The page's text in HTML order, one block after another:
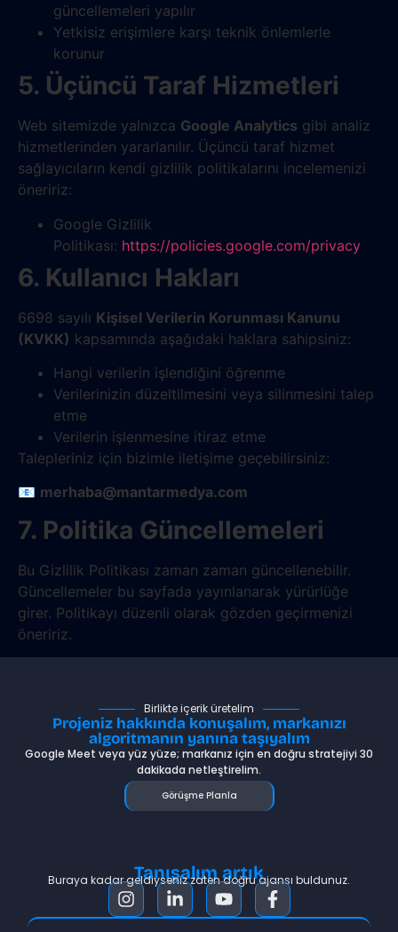
güncellemeleri yapılır
Yetkisiz erişimlere karşı teknik önlemlerle
korunur
5. Üçüncü Taraf Hizmetleri
Web sitemizde yalnızca Google Analytics gibi analiz
hizmetlerinden yararlanılır. Üçüncü taraf hizmet
sağlayıcıların kendi gizlilik politikalarını incelemenizi
öneririz:
Google Gizlilik
Politikası: https://policies.google.com/privacy
6. Kullanıcı Hakları
6698 sayılı Kişisel Verilerin Korunması Kanunu
(KVKK) kapsamında aşağıdaki haklara sahipsiniz:
Hangi verilerin işlendiğini öğrenme
Verilerinizin düzeltilmesini veya silinmesini talep
etme
Verilerin işlenmesine itiraz etme
Talepleriniz için bizimle iletişime geçebilirsiniz:
📧 merhaba@mantarmedya.com
7. Politika Güncellemeleri
Bu Gizlilik Politikası zaman zaman güncellenebilir.
Güncellemeler bu sayfada yayınlanarak yürürlüğe
girer. Politikayı düzenli olarak gözden geçirmenizi
öneririz.
Birlikte içerik üretelim
Projeniz hakkında konuşalım, markanızı
algoritmanın yanına taşıyalım
Google Meet veya yüz yüze; markanız için en doğru stratejiyi 30
dakikada netleştirelim.
Görüşme Planla
Tanışalım artık
Buraya kadar geldiyseniz zaten doğru ajansı buldunuz.